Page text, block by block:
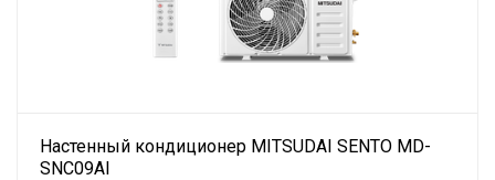
Настенный кондиционер MITSUDAI SENTO MD-
SNC09AI